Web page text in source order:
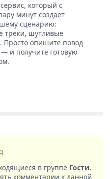
который с
минут создает
сценарию:
треки, шутливые
Просто опишите повод
и получите готовую
в группе Гости,
комментарии к данной